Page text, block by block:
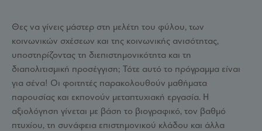
Θες να γίνεις μάστερ στη μελέτη του φύλου, των
κοινωνικών σχέσεων και της κοινωνικής ανισότητας,
υποστηρίζοντας τη διεπιστημονικότητα και τη
διαπολιτισμική προσέγγιση; Τότε αυτό το πρόγραμμα είναι
για σένα! Οι φοιτητές παρακολουθούν μαθήματα
παρουσίας και εκπονούν μεταπτυχιακή εργασία. Η
αξιολόγηση γίνεται με βάση το βιογραφικό, τον βαθμό
πτυχίου, τη συνάφεια επιστημονικού κλάδου και άλλα